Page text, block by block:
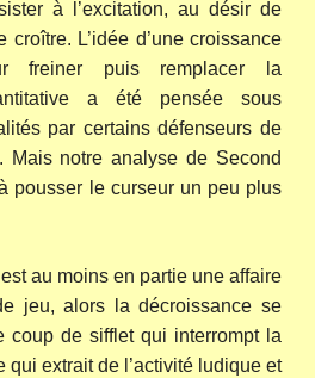
à l’excitation, au désir de
croître. L’idée d’une croissance
freiner puis remplacer la
a été pensée sous
par certains défenseurs de
Mais notre analyse de Second
pousser le curseur un peu plus
au moins en partie une affaire
jeu, alors la décroissance se
coup de sifflet qui interrompt la
qui extrait de l’activité ludique et